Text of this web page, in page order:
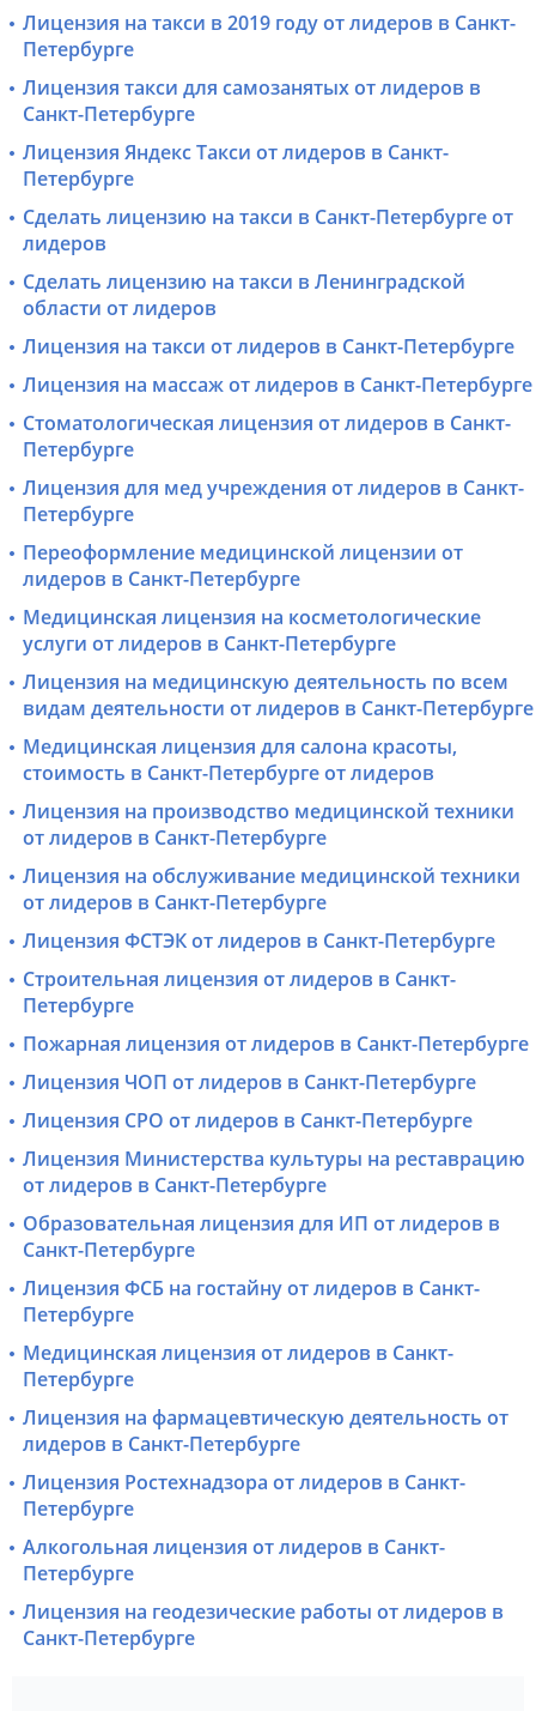
Лицензия на такси в 2019 году от лидеров в Санкт-
Петербурге
Лицензия такси для самозанятых от лидеров в
Санкт-Петербурге
Лицензия Яндекс Такси от лидеров в Санкт-
Петербурге
Сделать лицензию на такси в Санкт-Петербурге от
лидеров
Сделать лицензию на такси в Ленинградской
области от лидеров
Лицензия на такси от лидеров в Санкт-Петербурге
Лицензия на массаж от лидеров в Санкт-Петербурге
Стоматологическая лицензия от лидеров в Санкт-
Петербурге
Лицензия для мед учреждения от лидеров в Санкт-
Петербурге
Переоформление медицинской лицензии от
лидеров в Санкт-Петербурге
Медицинская лицензия на косметологические
услуги от лидеров в Санкт-Петербурге
Лицензия на медицинскую деятельность по всем
видам деятельности от лидеров в Санкт-Петербурге
Медицинская лицензия для салона красоты,
стоимость в Санкт-Петербурге от лидеров
Лицензия на производство медицинской техники
от лидеров в Санкт-Петербурге
Лицензия на обслуживание медицинской техники
от лидеров в Санкт-Петербурге
Лицензия ФСТЭК от лидеров в Санкт-Петербурге
Строительная лицензия от лидеров в Санкт-
Петербурге
Пожарная лицензия от лидеров в Санкт-Петербурге
Лицензия ЧОП от лидеров в Санкт-Петербурге
Лицензия СРО от лидеров в Санкт-Петербурге
Лицензия Министерства культуры на реставрацию
от лидеров в Санкт-Петербурге
Образовательная лицензия для ИП от лидеров в
Санкт-Петербурге
Лицензия ФСБ на гостайну от лидеров в Санкт-
Петербурге
Медицинская лицензия от лидеров в Санкт-
Петербурге
Лицензия на фармацевтическую деятельность от
лидеров в Санкт-Петербурге
Лицензия Ростехнадзора от лидеров в Санкт-
Петербурге
Алкогольная лицензия от лидеров в Санкт-
Петербурге
Лицензия на геодезические работы от лидеров в
Санкт-Петербурге